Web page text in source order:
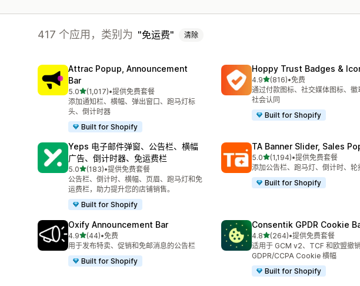
417 个应用，类别为 免运费 清除
Attrac Popup, Announcement
Bar
5.0星（满分 5 星）
(1,017)
总共 1017 条评论
•提供免费套餐
添加通知栏、横幅、弹出窗口、跑马灯标
头、倒计时器
Built for Shopify
Hoppy Trust Badges &
4.9星（满分 5 星）
(816)
总共 816 条评论
•免费
通过付款图标、社交媒体图标、徽
社会认同
Built for Shopify
Yeps 电子邮件弹窗、公告栏、横幅
广告、倒计时器、免运费栏
5.0星（满分 5 星）
(183)
总共 183 条评论
•提供免费套餐
公告栏、倒计时、横幅、页眉、跑马灯和免
运费栏，助力提升您的店铺销售。
Built for Shopify
TA Banner Slider, Sales
5.0星（满分 5 星）
(1,194)
总共 1194 条评论
•提供免费套餐
添加公告栏、跑马灯、倒计时、轮
Built for Shopify
Oxify Announcement Bar
4.9星（满分 5 星）
(44)
总共 44 条评论
•免费
用于发布特卖、促销和免邮消息的公告栏
Built for Shopify
Consentik GPDR Cookie
4.8星（满分 5 星）
(264)
总共 264 条评论
•提供免费套餐
适用于 GCM v2、TCF 和欧盟撤
GDPR/CCPA Cookie 横幅
Built for Shopify